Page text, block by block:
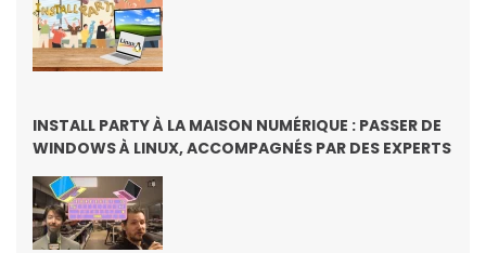
INSTALL PARTY À LA MAISON NUMÉRIQUE : PASSER DE
WINDOWS À LINUX, ACCOMPAGNÉS PAR DES EXPERTS